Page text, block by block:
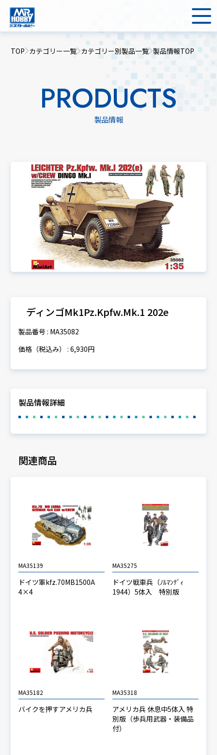
TOP カテゴリー一覧 カテゴリー別製品一覧 製品情報TOP
PRODUCTS
製品情報
ディンゴMk1Pz.Kpfw.Mk.1 202e
製品番号 : MA35082
価格（税込み） : 6,930円
製品情報詳細
関連商品
MA35139
ドイツ軍kfz.70MB1500A
4×4
MA35275
ドイツ戦車兵（ﾉﾙﾏﾝﾃﾞｨ
1944）5体入 特別版
MA35182
バイクを押すアメリカ兵
MA35318
アメリカ兵 休息中5体入 特
別版（歩兵用武器・装備品
付）